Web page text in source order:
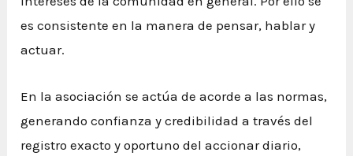
es consistente en la manera de pensar, hablar y
actuar.
En la asociación se actúa de acorde a las normas,
generando confianza y credibilidad a través del
registro exacto y oportuno del accionar diario,